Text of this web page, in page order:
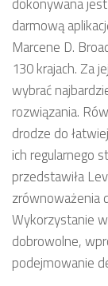
darmową
Marcene D.
130 krajach. Za
wybrać
rozwiązania.
drodze do
ich regularnego
przedstawiła
zrównoważenia
Wykorzystanie
dobrowolne,
podejmowanie